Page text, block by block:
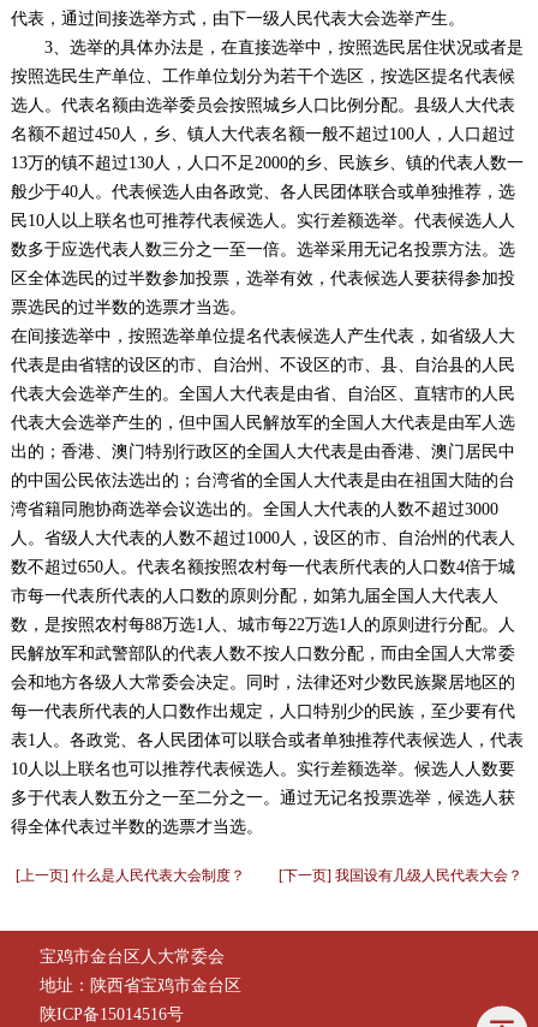
代表，通过间接选举方式，由下一级人民代表大会选举产生。
3、选举的具体办法是，在直接选举中，按照选民居住状况或者是
按照选民生产单位、工作单位划分为若干个选区，按选区提名代表候
选人。代表名额由选举委员会按照城乡人口比例分配。县级人大代表
名额不超过450人，乡、镇人大代表名额一般不超过100人，人口超过
13万的镇不超过130人，人口不足2000的乡、民族乡、镇的代表人数一
般少于40人。代表候选人由各政党、各人民团体联合或单独推荐，选
民10人以上联名也可推荐代表候选人。实行差额选举。代表候选人人
数多于应选代表人数三分之一至一倍。选举采用无记名投票方法。选
区全体选民的过半数参加投票，选举有效，代表候选人要获得参加投
票选民的过半数的选票才当选。
在间接选举中，按照选举单位提名代表候选人产生代表，如省级人大
代表是由省辖的设区的市、自治州、不设区的市、县、自治县的人民
代表大会选举产生的。全国人大代表是由省、自治区、直辖市的人民
代表大会选举产生的，但中国人民解放军的全国人大代表是由军人选
出的；香港、澳门特别行政区的全国人大代表是由香港、澳门居民中
的中国公民依法选出的；台湾省的全国人大代表是由在祖国大陆的台
湾省籍同胞协商选举会议选出的。全国人大代表的人数不超过3000
人。省级人大代表的人数不超过1000人，设区的市、自治州的代表人
数不超过650人。代表名额按照农村每一代表所代表的人口数4倍于城
市每一代表所代表的人口数的原则分配，如第九届全国人大代表人
数，是按照农村每88万选1人、城市每22万选1人的原则进行分配。人
民解放军和武警部队的代表人数不按人口数分配，而由全国人大常委
会和地方各级人大常委会决定。同时，法律还对少数民族聚居地区的
每一代表所代表的人口数作出规定，人口特别少的民族，至少要有代
表1人。各政党、各人民团体可以联合或者单独推荐代表候选人，代表
10人以上联名也可以推荐代表候选人。实行差额选举。候选人人数要
多于代表人数五分之一至二分之一。通过无记名投票选举，候选人获
得全体代表过半数的选票才当选。
[上一页] 什么是人民代表大会制度？ [下一页] 我国设有几级人民代表大会？
宝鸡市金台区人大常委会
地址：陕西省宝鸡市金台区
陕ICP备15014516号